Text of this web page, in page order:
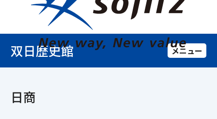
双日歴史館 メニュー
日商